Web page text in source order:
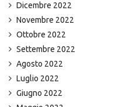
Dicembre 2022
Novembre 2022
Ottobre 2022
Settembre 2022
Agosto 2022
Luglio 2022
Giugno 2022